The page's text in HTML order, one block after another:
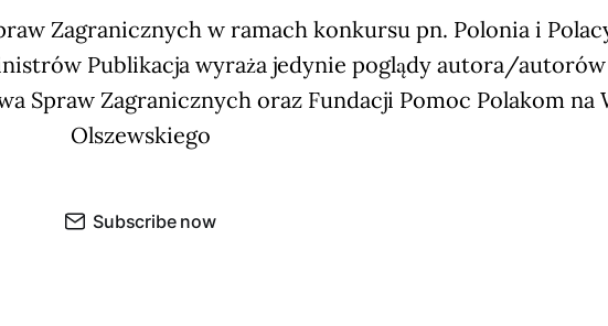
Zagranicznych w ramach konkursu pn. Polonia i
Publikacja wyraża jedynie poglądy autora/
Spraw Zagranicznych oraz Fundacji Pomoc Polakom na
Olszewskiego
Subscribe now